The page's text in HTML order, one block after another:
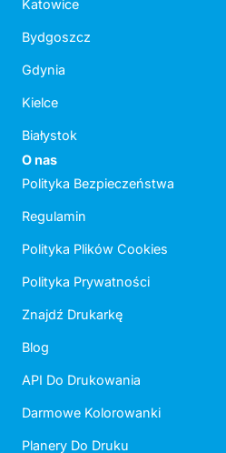
Katowice
Bydgoszcz
Gdynia
Kielce
Białystok
O nas
Polityka Bezpieczeństwa
Regulamin
Polityka Plików Cookies
Polityka Prywatności
Znajdź Drukarkę
Blog
API Do Drukowania
Darmowe Kolorowanki
Planery Do Druku